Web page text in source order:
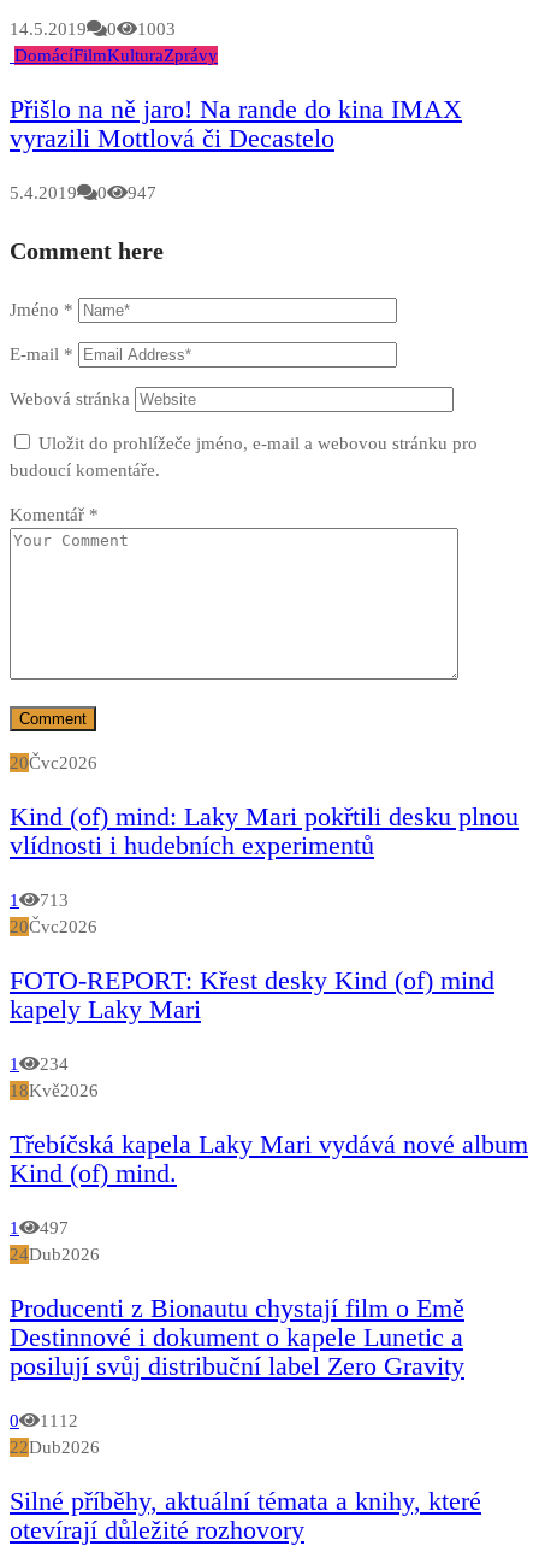
14.5.2019 0
1003
DomácíFilmKulturaZprávy
Přišlo na ně jaro! Na rande do kina IMAX
vyrazili Mottlová či Decastelo
5.4.2019 0 947
Comment here
Jméno *
E-mail *
Webová stránka
Uložit do prohlížeče jméno, e-mail a webovou stránku pro
budoucí komentáře.
Komentář *
20Čvc2026
Kind (of) mind: Laky Mari pokřtili desku plnou
vlídnosti i hudebních experimentů
1
713
20Čvc2026
FOTO-REPORT: Křest desky Kind (of) mind
kapely Laky Mari
1
234
18Kvě2026
Třebíčská kapela Laky Mari vydává nové album
Kind (of) mind.
1
497
24Dub2026
Producenti z Bionautu chystají film o Emě
Destinnové i dokument o kapele Lunetic a
posilují svůj distribuční label Zero Gravity
0
1112
22Dub2026
Silné příběhy, aktuální témata a knihy, které
otevírají důležité rozhovory